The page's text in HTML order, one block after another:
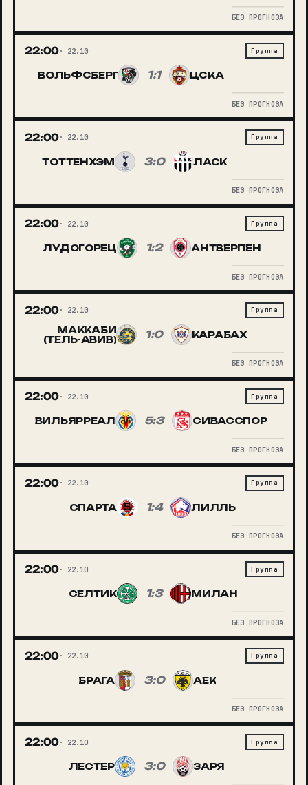
БЕЗ ПРОГНОЗА
22:00 22.10 Группа
ВОЛЬФСБЕРГ 1:1 ЦСКА
БЕЗ ПРОГНОЗА
22:00 22.10 Группа
ТОТТЕНХЭМ 3:0 ЛАСК
БЕЗ ПРОГНОЗА
22:00 22.10 Группа
ЛУДОГОРЕЦ 1:2 АНТВЕРПЕН
БЕЗ ПРОГНОЗА
22:00 22.10 Группа
МАККАБИ
(ТЕЛЬ-АВИВ)
1:0 КАРАБАХ
БЕЗ ПРОГНОЗА
22:00 22.10 Группа
ВИЛЬЯРРЕАЛ 5:3 СИВАССПОР
БЕЗ ПРОГНОЗА
22:00 22.10 Группа
СПАРТА 1:4 ЛИЛЛЬ
БЕЗ ПРОГНОЗА
22:00 22.10 Группа
СЕЛТИК 1:3 МИЛАН
БЕЗ ПРОГНОЗА
22:00 22.10 Группа
БРАГА 3:0 АЕК
БЕЗ ПРОГНОЗА
22:00 22.10 Группа
ЛЕСТЕР 3:0 ЗАРЯ